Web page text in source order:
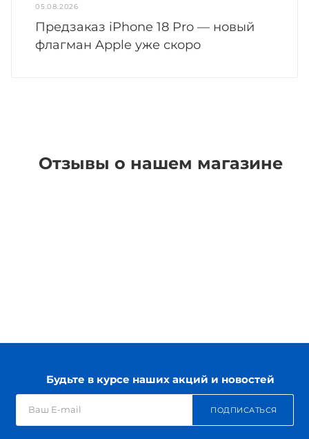
05.08.2026
Предзаказ iPhone 18 Pro — новый
флагман Apple уже скоро
Отзывы о нашем магазине
Будьте в курсе наших акций и новостей
ПОДПИСАТЬСЯ